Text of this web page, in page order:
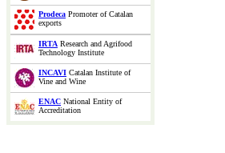
Prodeca Promoter of Catalan
exports
IRTA Research and Agrifood
Technology Institute
INCAVI Catalan Institute of
Vine and Wine
ENAC National Entity of
Accreditation